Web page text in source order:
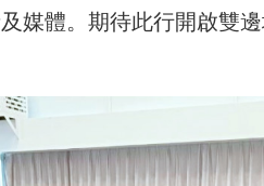
媒體。期待此行開啟雙